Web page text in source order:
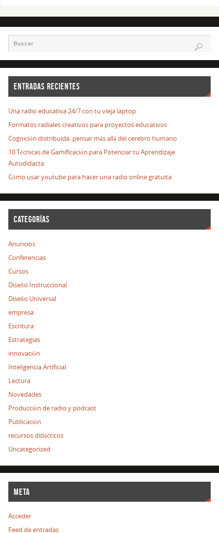
ENTRADAS RECIENTES
Una radio educativa 24/7 con tu vieja laptop
Formatos radiales creativos para proyectos educativos
Cognición distribuida: pensar más allá del cerebro humano
10 Técnicas de Gamificación para Potenciar tu Aprendizaje
Autodidacta
Cómo usar youtube para hacer una radio online gratuita
CATEGORÍAS
Anuncios
Conferencias
Cursos
Diseño Instruccional
Diseño Universal
empresa
Escritura
Estrategias
innovación
Inteligencia Artificial
Lectura
Novedades
Producción de radio y podcast
Publicación
recursos didácticos
Uncategorized
META
Acceder
Feed de entradas